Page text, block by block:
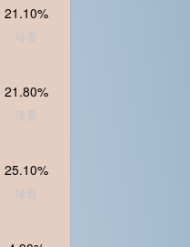
21.10%
珍贵
21.80%
珍贵
25.10%
珍贵